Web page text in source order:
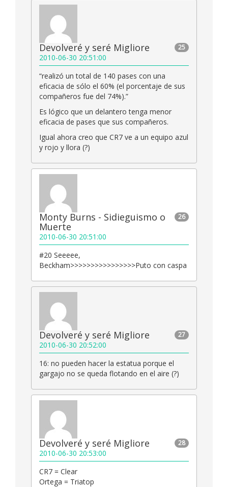
25
Devolveré y seré Migliore
2010-06-30 20:51:00
“realizó un total de 140 pases con una
eficacia de sólo el 60% (el porcentaje de sus
compañeros fue del 74%).”
Es lógico que un delantero tenga menor
eficacia de pases que sus compañeros.
Igual ahora creo que CR7 ve a un equipo azul
y rojo y llora (?)
26
Monty Burns - Sidieguismo o
Muerte
2010-06-30 20:51:00
#20 Seeeee,
Beckham>>>>>>>>>>>>>>>>Puto con caspa
27
Devolveré y seré Migliore
2010-06-30 20:52:00
16: no pueden hacer la estatua porque el
gargajo no se queda flotando en el aire (?)
28
Devolveré y seré Migliore
2010-06-30 20:53:00
CR7 = Clear
Ortega = Triatop